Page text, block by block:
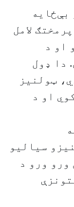
بې‌ځایه
لامل
او د
دا ډول
ټولنیز
او د
سیالیو
ورو ورو د